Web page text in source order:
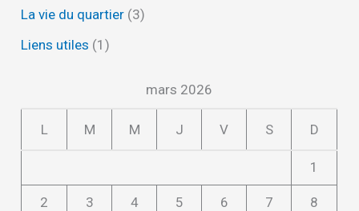
La vie du quartier (3)
Liens utiles (1)
mars 2026
L M M J V S D
1
2 3 4 5 6 7 8